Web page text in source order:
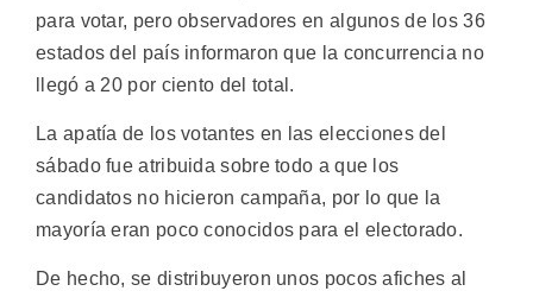
para votar, pero observadores en algunos de los 36
estados del país informaron que la concurrencia no
llegó a 20 por ciento del total.
La apatía de los votantes en las elecciones del
sábado fue atribuida sobre todo a que los
candidatos no hicieron campaña, por lo que la
mayoría eran poco conocidos para el electorado.
De hecho, se distribuyeron unos pocos afiches al